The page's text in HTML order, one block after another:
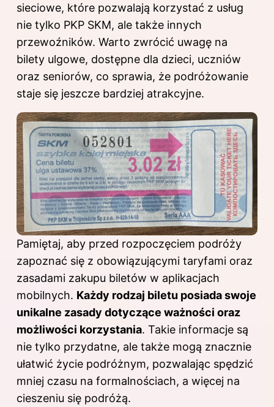
sieciowe, które pozwalają korzystać z usług
nie tylko PKP SKM, ale także innych
przewoźników. Warto zwrócić uwagę na
bilety ulgowe, dostępne dla dzieci, uczniów
oraz seniorów, co sprawia, że podróżowanie
staje się jeszcze bardziej atrakcyjne.
Pamiętaj, aby przed rozpoczęciem podróży
zapoznać się z obowiązującymi taryfami oraz
zasadami zakupu biletów w aplikacjach
mobilnych. Każdy rodzaj biletu posiada swoje
unikalne zasady dotyczące ważności oraz
możliwości korzystania. Takie informacje są
nie tylko przydatne, ale także mogą znacznie
ułatwić życie podróżnym, pozwalając spędzić
mniej czasu na formalnościach, a więcej na
cieszeniu się podróżą.